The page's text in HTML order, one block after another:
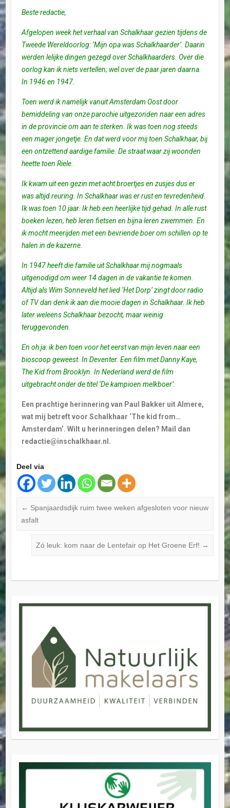
Beste redactie,
Afgelopen week het verhaal van Schalkhaar gezien tijdens de
Tweede Wereldoorlog: ‘Mijn opa was Schalkhaarder’. Daarin
werden lelijke dingen gezegd over Schalkhaarders. Over die
oorlog kan ik niets vertellen; wel over de paar jaren daarna.
In 1946 en 1947.
Toen werd ik namelijk vanuit Amsterdam Oost door
bemiddeling van onze parochie uitgezonden naar een adres
in de provincie om aan te sterken. Ik was toen nog steeds
een mager jongetje. En dat werd voor mij toen Schalkhaar, bij
een ontzettend aardige familie. De straat waar zij woonden
heette toen Riele.
Ik kwam uit een gezin met acht broertjes en zusjes dus er
was altijd reuring. In Schalkhaar was er rust en tevredenheid.
Ik was toen 10 jaar. Ik heb een heerlijke tijd gehad. In alle rust
boeken lezen, heb leren fietsen en bijna leren zwemmen. En
ik mocht meerijden met een bevriende boer om schillen op te
halen in de kazerne.
In 1947 heeft die familie uit Schalkhaar mij nogmaals
uitgenodigd om weer 14 dagen in de vakantie te komen.
Altijd als Wim Sonneveld het lied ‘Het Dorp’ zingt door radio
of TV dan denk ik aan die mooie dagen in Schalkhaar. Ik heb
later weleens Schalkhaar bezocht, maar weinig
teruggevonden.
En oh ja: ik ben toen voor het eerst van mijn leven naar een
bioscoop geweest. In Deventer. Een film met Danny Kaye,
The Kid from Brooklyn. In Nederland werd de film
uitgebracht onder de titel ‘De kampioen melkboer’.
Een prachtige herinnering van Paul Bakker uit Almere,
wat mij betreft voor Schalkhaar ‘The kid from…
Amsterdam’. Wilt u herinneringen delen? Mail dan
redactie@inschalkhaar.nl.
Deel via
← Spanjaardsdijk ruim twee weken afgesloten voor nieuw
asfalt
Zó leuk: kom naar de Lentefair op Het Groene Erf! →